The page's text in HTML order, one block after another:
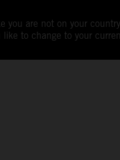
you are not on your
like to change to your